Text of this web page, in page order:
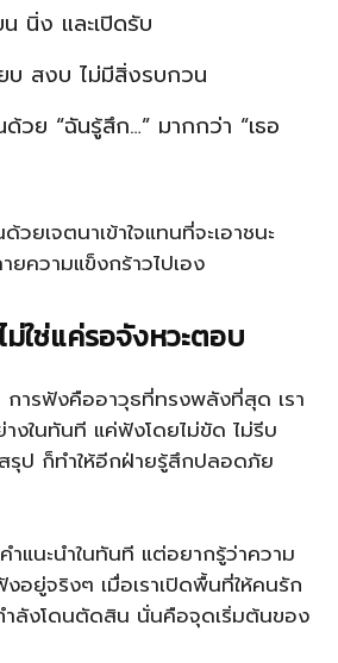
นิ่ง และเปิดรับ
บ สงบ ไม่มีสิ่งรบกวน
วย “ฉันรู้สึก…” มากกว่า “เธอ
ยเจตนาเข้าใจแทนที่จะเอาชนะ
ยความแข็งกร้าวไปเอง
ใช่แค่รอจังหวะตอบ
การฟังคืออาวุธที่ทรงพลังที่สุด เรา
างในทันที แค่ฟังโดยไม่ขัด ไม่รีบ
รุป ก็ทำให้อีกฝ่ายรู้สึกปลอดภัย
ำแนะนำในทันที แต่อยากรู้ว่าความ
อยู่จริงๆ เมื่อเราเปิดพื้นที่ให้คนรัก
ำลังโดนตัดสิน นั่นคือจุดเริ่มต้นของ